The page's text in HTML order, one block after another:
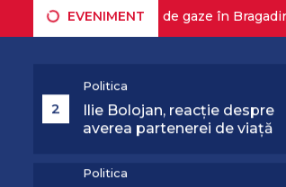
EVENIMENT
o scăpare de gaze în Bragadiru 2
2
Ilie Bolojan, reacție despre
3
după ce Camera
Deputaților a adoptat
„Urmărim evoluția”
Politica